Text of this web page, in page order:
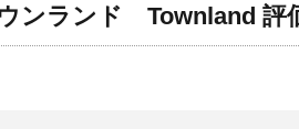
ンランド Townland 評